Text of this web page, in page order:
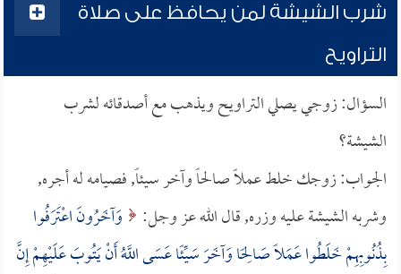
شرب الشيشة لمن يحافظ على صلاة
التراويح
السؤال: زوجي يصلي التراويح ويذهب مع أصدقائه لشرب
الشيشة؟
الجواب: زوجك خلط عملاً صالحاً وآخر سيئاً, فصيامه له أجره,
وشربه الشيشة عليه وزره, قال الله عز وجل:
وَآخَرُونَ اعْتَرَفُوا
بِذُنُوبِهِمْ خَلَطُوا عَمَلًا صَالِحًا وَآخَرَ سَيِّئًا عَسَى اللَّهُ أَنْ يَتُوبَ عَلَيْهِمْ إِنَّ